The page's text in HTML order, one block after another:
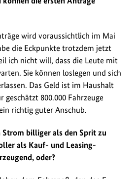
wird voraussichtlich im Mai
die Eckpunkte trotzdem jetzt
ich nicht will, dass die Leute mit
Sie können loslegen und sich
Das Geld ist im Haushalt
geschätzt 800.000 Fahrzeuge
richtig guter Anschub.
Strom billiger als den Sprit zu
als Kauf- und Leasing-
oder?